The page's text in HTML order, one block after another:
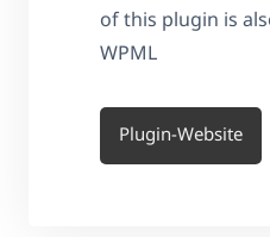
of this plugin is
WPML
Plugin-Website